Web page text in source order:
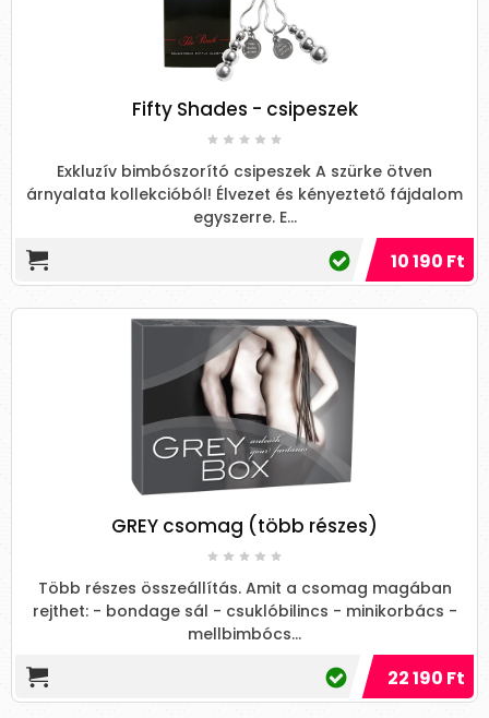
Fifty Shades - csipeszek
Exkluzív bimbószorító csipeszek A szürke ötven
árnyalata kollekcióból! Élvezet és kényeztető fájdalom
egyszerre. E...
10 190 Ft
GREY csomag (több részes)
Több részes összeállítás. Amit a csomag magában
rejthet: - bondage sál - csuklóbilincs - minikorbács -
mellbimbócs...
22 190 Ft